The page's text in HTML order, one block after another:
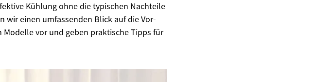
Kühlung ohne die typischen Nachteile
wir einen umfassenden Blick auf die Vor-
vor und geben praktische Tipps für